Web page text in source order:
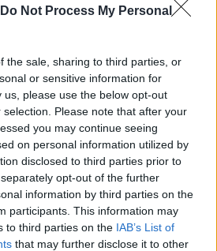
Do Not Process My Personal
the sale, sharing to third parties, or
or sensitive information for
please use the below opt-out
Please note that after your
you may continue seeing
on personal information utilized by
disclosed to third parties prior to
opt-out of the further
information by third parties on the
participants. This information may
to third parties on the IAB’s List of
that may further disclose it to other
SOCIAL
după ce i-a cerut bani
care îl amendase